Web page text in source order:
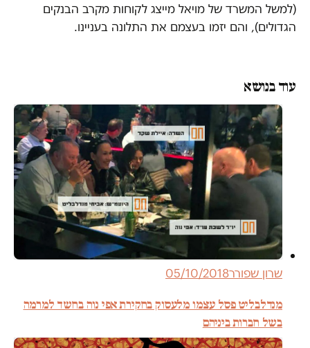
(למשל המשרד של מויאל מייצג לקוחות מקרב הבנקים
הגדולים), והם יזמו בעצמם את התלונה בעניינו.
עוד בנושא
שרון שפורר05/10/2018
מנדלבליט פסל עצמו מלעסוק בחקירת אפי נוה בחשד למרמה
בשל חברות ביניהם